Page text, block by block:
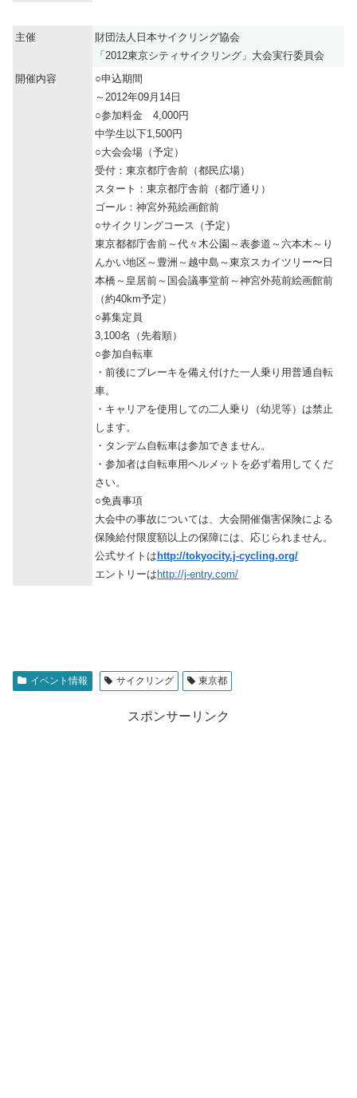
主催
財団法人日本サイクリング協会
「2012東京シティサイクリング」大会実行委員会
開催内容
○申込期間
～2012年09月14日
○参加料金 4,000円
中学生以下1,500円
○大会会場（予定）
受付：東京都庁舎前（都民広場）
スタート：東京都庁舎前（都庁通り）
ゴール：神宮外苑絵画館前
○サイクリングコース（予定）
東京都都庁舎前～代々木公園～表参道～六本木～り
んかい地区～豊洲～越中島～東京スカイツリー〜日
本橋～皇居前～国会議事堂前～神宮外苑前絵画館前
（約40km予定）
○募集定員
3,100名（先着順）
○参加自転車
・前後にブレーキを備え付けた一人乗り用普通自転
車。
・キャリアを使用しての二人乗り（幼児等）は禁止
します。
・タンデム自転車は参加できません。
・参加者は自転車用ヘルメットを必ず着用してくだ
さい。
○免責事項
大会中の事故については、大会開催傷害保険による
保険給付限度額以上の保障には、応じられません。
公式サイトは http://tokyocity.j-cycling.org/
エントリーは http://j-entry.com/
イベント情報 サイクリング 東京都
スポンサーリンク